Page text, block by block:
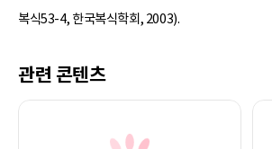
복식53-4, 한국복식학회, 2003).
관련 콘텐츠